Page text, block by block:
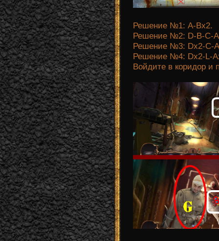
Решение №1: A-Bx2.
Решение №2: D-B-C-
Решение №3: Dx2-C-
Решение №4: Dx2-L-
Войдите в коридор и